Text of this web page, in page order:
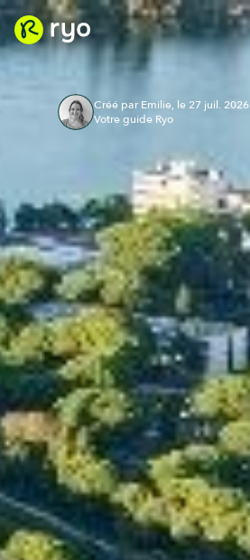
Créé par Emilie, le 27 juil. 2026
Votre guide Ryo